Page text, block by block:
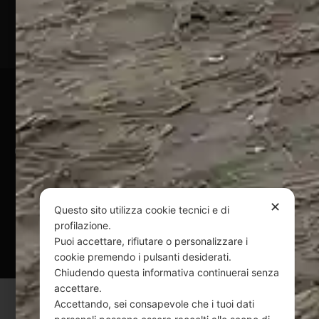
P.Iva
01828920676
Pagamenti Sicuri
@ Copyright 2024 Webpesca è un brand Intent di Federico
Andrenacci P.Iva 01917920678
Via G. Galilei n. 2 – 64018 Tortoreto TE | REA TE-168019 |
Mail:
federicoandrenacci@pec.it
Questo sito è protetto da Google reCAPTCHA
v3,
Privacy PolicyeTerms of Service
✕
Questo sito utilizza cookie tecnici e di
profilazione.
Puoi accettare, rifiutare o personalizzare i
cookie premendo i pulsanti desiderati.
Chiudendo questa informativa continuerai senza
accettare.
Accettando, sei consapevole che i tuoi dati